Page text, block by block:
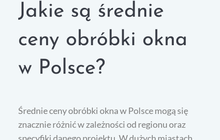
Jakie są średnie
ceny obróbki okna
w Polsce?
Średnie ceny obróbki okna w Polsce mogą się
znacznie różnić w zależności od regionu oraz
specyfiki danego projektu. W dużych miastach,